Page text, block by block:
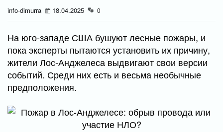
info-dimurra 18.04.2025 0
На юго-западе США бушуют лесные пожары, и
пока эксперты пытаются установить их причину,
жители Лос-Анджелеса выдвигают свои версии
событий. Среди них есть и весьма необычные
предположения.